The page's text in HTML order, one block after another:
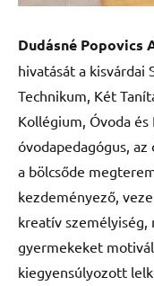
Dudásné Popovics
hivatását a kisvárdai
Technikum, Két
Kollégium, Óvoda
óvodapedagógus,
a bölcsőde
kezdeményező,
kreatív
gyermekeket
kiegyensúlyozott